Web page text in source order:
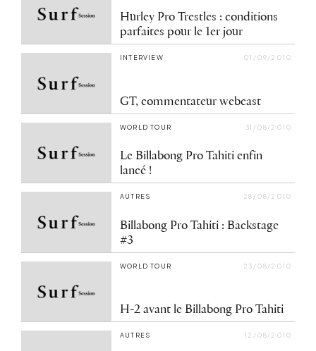
Hurley Pro Trestles : conditions
parfaites pour le 1er jour
INTERVIEW 01/09/2010
GT, commentateur webcast
WORLD TOUR 31/08/2010
Le Billabong Pro Tahiti enfin
lancé !
AUTRES 28/08/2010
Billabong Pro Tahiti : Backstage
#3
WORLD TOUR 23/08/2010
H-2 avant le Billabong Pro Tahiti
AUTRES 12/08/2010